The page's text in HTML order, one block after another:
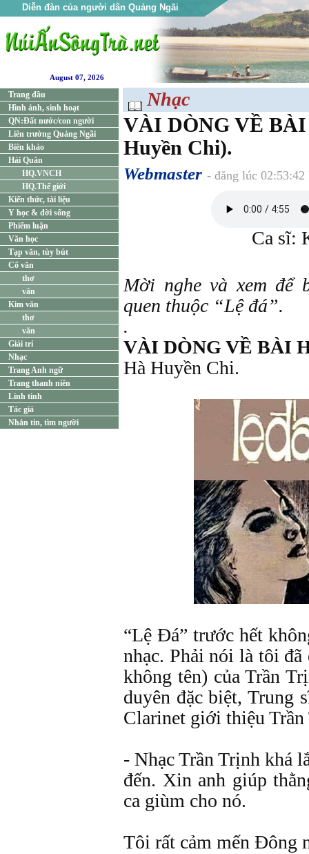
Diễn đàn của người dân Quảng Ngãi
August 07, 2026
Trang đầu
Hình ảnh, sinh hoạt
QN:Đất nước/con người
Liên trường Quảng Ngãi
Biên khảo
Hải Quân
HQ.VNCH
HQ.Thế giới
Kiến thức, tài liệu
Y học & đời sống
Phiếm luận
Văn học
Tạp văn, tùy bút
Cổ văn
thơ
văn
Kim văn
thơ
văn
Giải trí
Nhạc
Trang Anh ngữ
Trang thanh niên
Linh tinh
Tác giả
Nhắn tin, tìm người
Nhạc
VÀI DÒNG VỀ
Huyền Chi).
Webmaster - đăng lúc
Ca sĩ:
Mời nghe và xem để
quen thuộc “Lệ đá”.
.
VÀI DÒNG VỀ BÀI
Hà Huyền Chi.
“Lệ Đá” trước hết
nhạc. Phải nói là tôi
không tên) của Trần
duyên đặc biệt, Trung
Clarinet giới thiệu
- Nhạc Trần Trịnh khá
đến. Xin anh giúp
ca giùm cho nó.
Tôi rất cảm mến Đông